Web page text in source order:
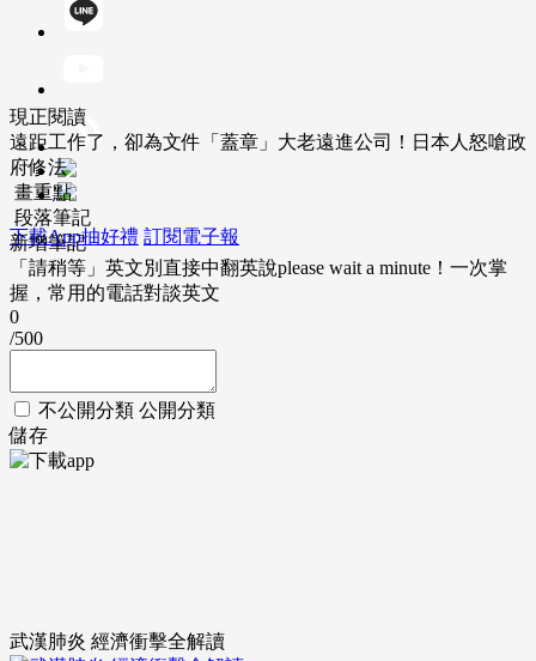
下載App抽好禮 訂閱電子報
現正閱讀
遠距工作了，卻為文件「蓋章」大老遠進公司！日本人怒嗆政
府修法
畫重點
段落筆記
新增筆記
「請稍等」英文別直接中翻英說please wait a minute！一次掌
握，常用的電話對談英文
0
/500
不公開分類 公開分類
儲存
武漢肺炎 經濟衝擊全解讀